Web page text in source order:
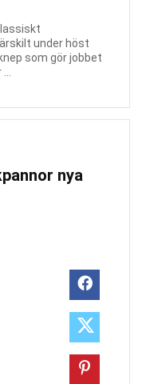
under höst
som gör jobbet
nya